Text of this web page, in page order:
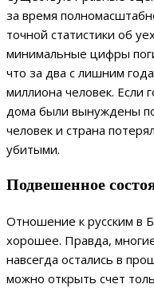
за время
точной статистики об
минимальные цифры
что за два с лишним
миллиона человек. Если
дома были вынуждены
человек и страна
убитыми.
Подвешенное
Отношение к русским в
хорошее. Правда,
навсегда остались в
можно открыть счет